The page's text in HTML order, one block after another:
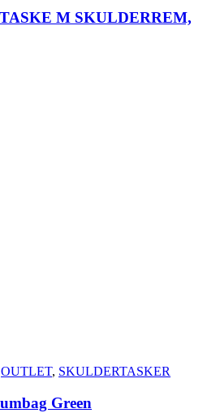
M SKULDERREM,
OUTLET, SKULDERTASKER
Green